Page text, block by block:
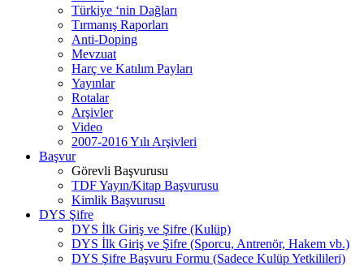
Türkiye ‘nin Dağları
Tırmanış Raporları
Anti-Doping
Mevzuat
Harç ve Katılım Payları
Yayınlar
Rotalar
Arşivler
Video
2007-2016 Yılı Arşivleri
Başvur
Görevli Başvurusu
TDF Yayın/Kitap Başvurusu
Kimlik Başvurusu
DYS Şifre
DYS İlk Giriş ve Şifre (Kulüp)
DYS İlk Giriş ve Şifre (Sporcu, Antrenör, Hakem vb.)
DYS Şifre Başvuru Formu (Sadece Kulüp Yetkilileri)